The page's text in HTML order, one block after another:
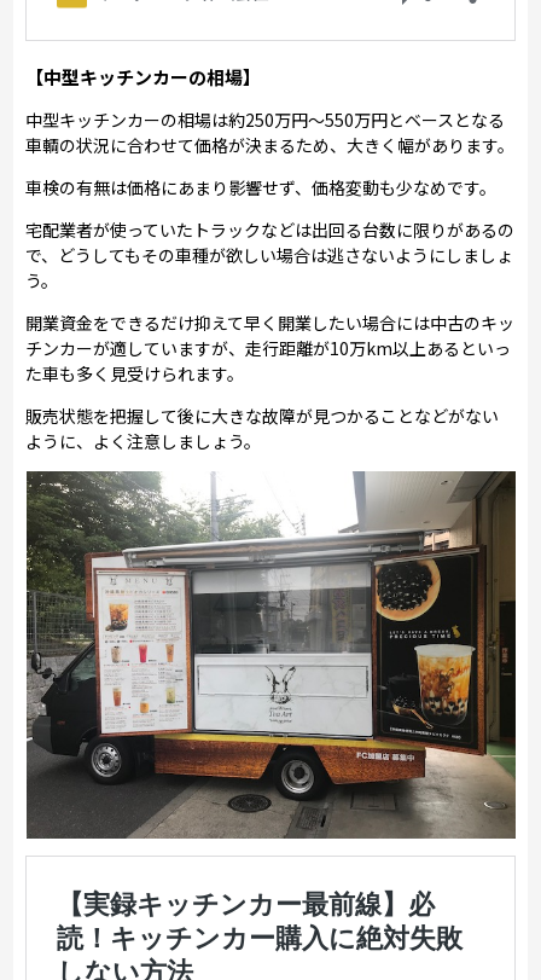
【中型キッチンカーの相場】
中型キッチンカーの相場は約250万円～550万円とベースとなる
車輌の状況に合わせて価格が決まるため、大きく幅があります。
車検の有無は価格にあまり影響せず、価格変動も少なめです。
宅配業者が使っていたトラックなどは出回る台数に限りがあるの
で、どうしてもその車種が欲しい場合は逃さないようにしましょ
う。
開業資金をできるだけ抑えて早く開業したい場合には中古のキッ
チンカーが適していますが、走行距離が10万km以上あるといっ
た車も多く見受けられます。
販売状態を把握して後に大きな故障が見つかることなどがない
ように、よく注意しましょう。